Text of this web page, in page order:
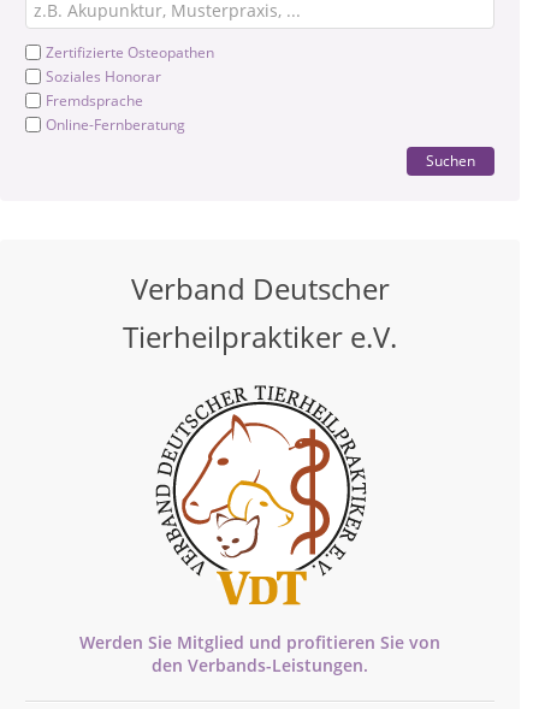
Zertifizierte Osteopathen
Soziales Honorar
Fremdsprache
Online-Fernberatung
Suchen
Verband Deutscher
Tierheilpraktiker e.V.
Werden Sie Mitglied und profitieren Sie von
den Verbands-Leistungen.